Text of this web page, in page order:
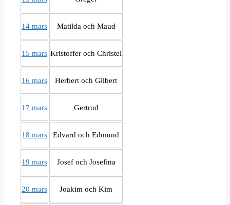
14 mars Matilda och Maud
15 mars Kristoffer och Christel
16 mars Herbert och Gilbert
17 mars Gertrud
18 mars Edvard och Edmund
19 mars Josef och Josefina
20 mars Joakim och Kim